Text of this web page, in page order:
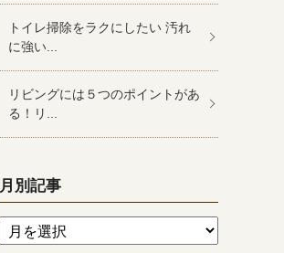
トイレ掃除をラクにしたい 汚れ
に強い...
リビングには５つのポイントがあ
る！リ...
月別記事